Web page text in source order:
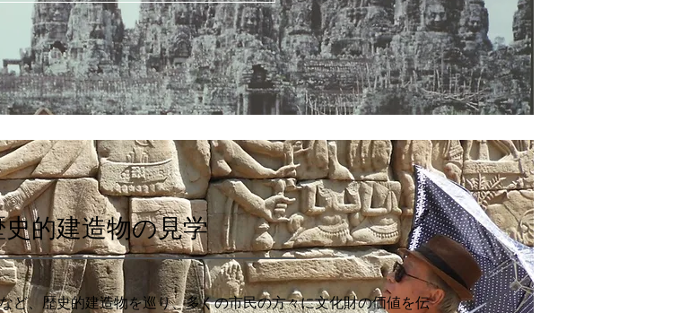
史的建造物の見学
ど、歴史的建造物を巡り、多くの市民の方々に文化財の価値を伝